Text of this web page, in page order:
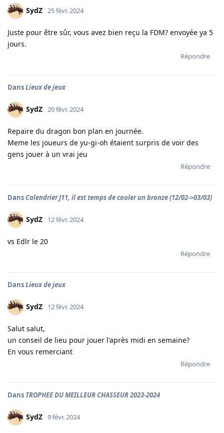
SydZ 25 févr. 2024
Juste pour être sûr, vous avez bien reçu la FDM? envoyée ya 5
jours.
Répondre
DansLieux de jeux
SydZ 20 févr. 2024
Repaire du dragon bon plan en journée.
Meme les joueurs de yu-gi-oh étaient surpris de voir des
gens jouer à un vrai jeu
Répondre
DansCalendrier J11, il est temps de couler un bronze (12/02->03/03)
SydZ 12 févr. 2024
vs Edlr le 20
Répondre
DansLieux de jeux
SydZ 12 févr. 2024
Salut salut,
un conseil de lieu pour jouer l'après midi en semaine?
En vous remerciant
Répondre
Dans TROPHEE DU MEILLEUR CHASSEUR 2023-2024
SydZ 9 févr. 2024